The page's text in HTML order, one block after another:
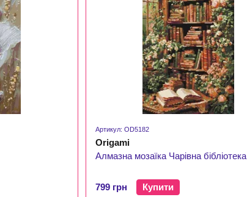
Артикул: OD5182
Origami
Алмазна мозаїка Чарівна бібліотека
799 грн Купити